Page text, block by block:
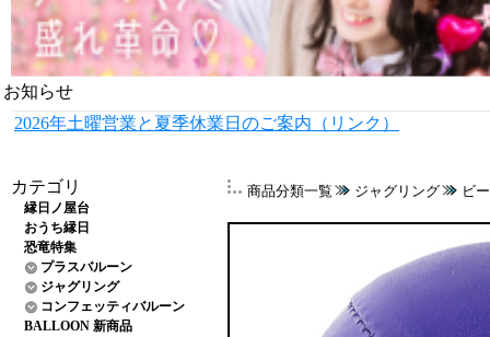
お知らせ
2026年土曜営業と夏季休業日のご案内（リンク）
カテゴリ
縁日ノ屋台
おうち縁日
恐竜特集
プラスバルーン
ジャグリング
コンフェッティバルーン
BALLOON 新商品
商品分類一覧 ジャグリング ビ